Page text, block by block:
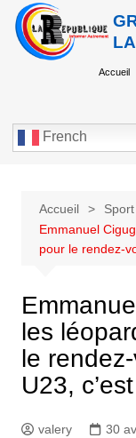
Accueil
French
Accueil
Sport
Emmanuel
pour le rendez-
les
le
U23,
valery 30